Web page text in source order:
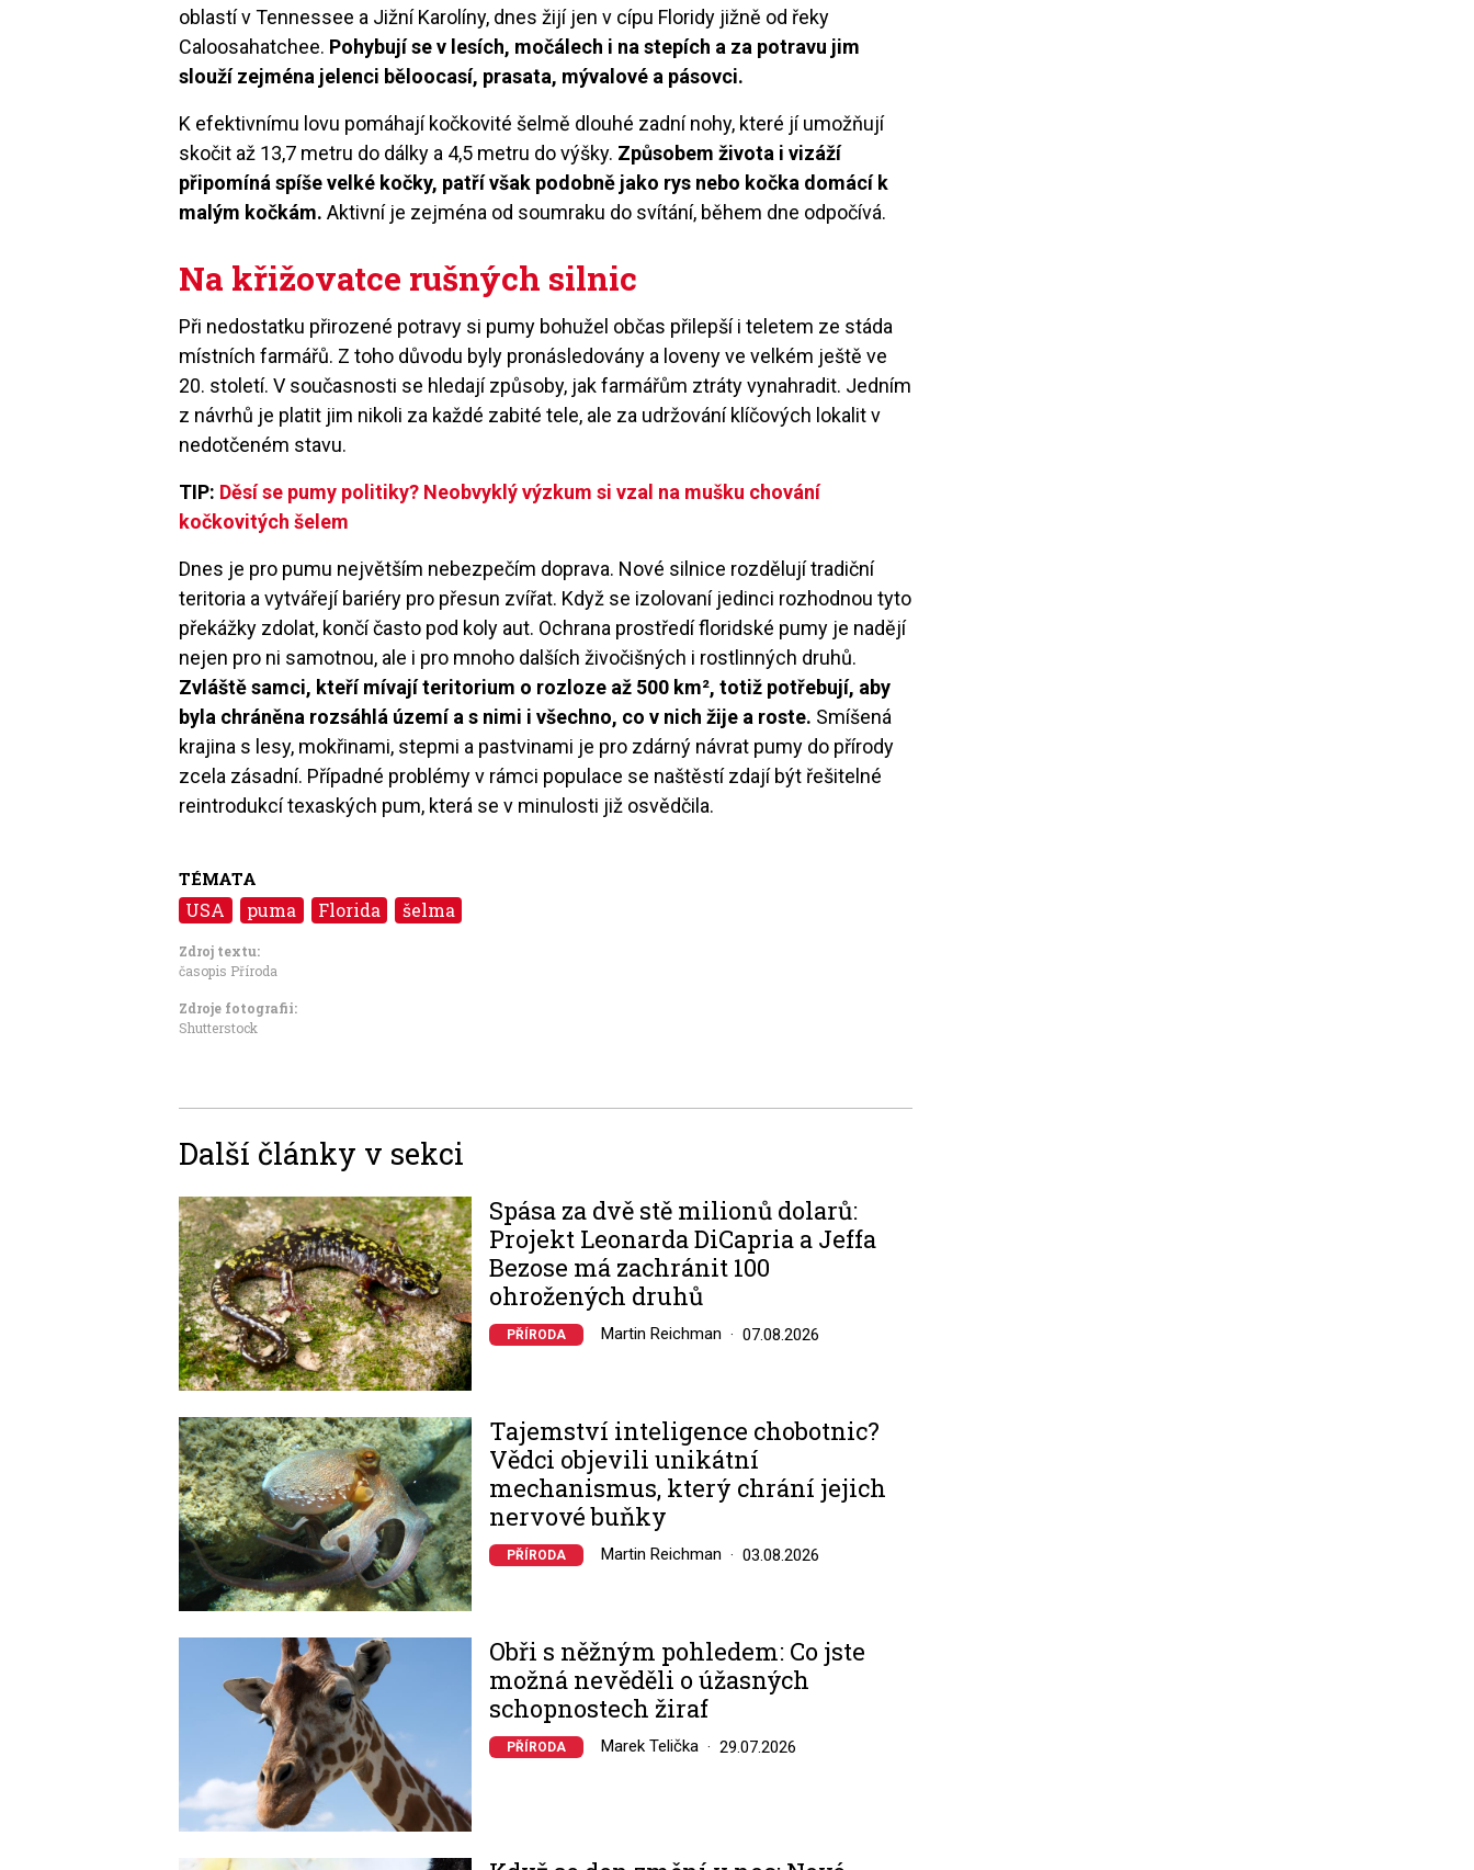
oblastí v Tennessee a Jižní Karolíny, dnes žijí jen v cípu Floridy jižně od řeky
Caloosahatchee. Pohybují se v lesích, močálech i na stepích a za potravu jim
slouží zejména jelenci běloocasí, prasata, mývalové a pásovci.
K efektivnímu lovu pomáhají kočkovité šelmě dlouhé zadní nohy, které jí umožňují
skočit až 13,7 metru do dálky a 4,5 metru do výšky. Způsobem života i vizáží
připomíná spíše velké kočky, patří však podobně jako rys nebo kočka domácí k
malým kočkám. Aktivní je zejména od soumraku do svítání, během dne odpočívá.
Na křižovatce rušných silnic
Při nedostatku přirozené potravy si pumy bohužel občas přilepší i teletem ze stáda
místních farmářů. Z toho důvodu byly pronásledovány a loveny ve velkém ještě ve
20. století. V současnosti se hledají způsoby, jak farmářům ztráty vynahradit. Jedním
z návrhů je platit jim nikoli za každé zabité tele, ale za udržování klíčových lokalit v
nedotčeném stavu.
TIP: Děsí se pumy politiky? Neobvyklý výzkum si vzal na mušku chování
kočkovitých šelem
Dnes je pro pumu největším nebezpečím doprava. Nové silnice rozdělují tradiční
teritoria a vytvářejí bariéry pro přesun zvířat. Když se izolovaní jedinci rozhodnou tyto
překážky zdolat, končí často pod koly aut. Ochrana prostředí floridské pumy je nadějí
nejen pro ni samotnou, ale i pro mnoho dalších živočišných i rostlinných druhů.
Zvláště samci, kteří mívají teritorium o rozloze až 500 km², totiž potřebují, aby
byla chráněna rozsáhlá území a s nimi i všechno, co v nich žije a roste. Smíšená
krajina s lesy, mokřinami, stepmi a pastvinami je pro zdárný návrat pumy do přírody
zcela zásadní. Případné problémy v rámci populace se naštěstí zdají být řešitelné
reintrodukcí texaských pum, která se v minulosti již osvědčila.
TÉMATA
USA puma Florida šelma
Zdroj textu:
časopis Příroda
Zdroje fotografii:
Shutterstock
Další články v sekci
Image
Spása za dvě stě milionů dolarů:
Projekt Leonarda DiCapria a Jeffa
Bezose má zachránit 100
ohrožených druhů
PŘÍRODA Martin Reichman 07.08.2026
Image
Tajemství inteligence chobotnic?
Vědci objevili unikátní
mechanismus, který chrání jejich
nervové buňky
PŘÍRODA Martin Reichman 03.08.2026
Obři s něžným pohledem: Co jste
možná nevěděli o úžasných
schopnostech žiraf
PŘÍRODA Marek Telička 29.07.2026